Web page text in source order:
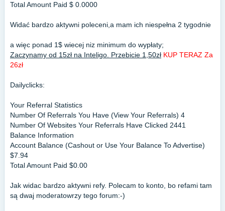
Total Amount Paid $ 0.0000
Widać bardzo aktywni poleceni,a mam ich niespełna 2 tygodnie
a więc ponad 1$ wiecej niz minimum do wypłaty;
Zaczynamy od 15zł na Inteligo. Przebicie 1,50zł KUP TERAZ Za
26zł
Dailyclicks:
Your Referral Statistics
Number Of Referrals You Have (View Your Referrals) 4
Number Of Websites Your Referrals Have Clicked 2441
Balance Information
Account Balance (Cashout or Use Your Balance To Advertise)
$7.94
Total Amount Paid $0.00
Jak widac bardzo aktywni refy. Polecam to konto, bo refami tam
są dwaj moderatowrzy tego forum:-)